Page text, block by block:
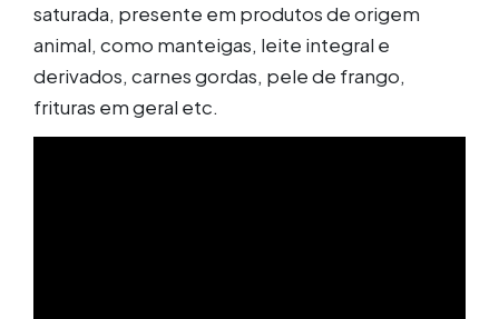
saturada, presente em produtos de origem
animal, como manteigas, leite integral e
derivados, carnes gordas, pele de frango,
frituras em geral etc.